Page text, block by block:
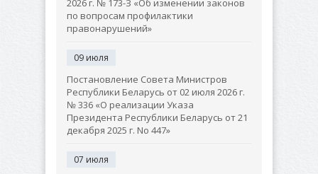
2026 г. № 173-З «Об изменении законов
по вопросам профилактики
правонарушений»
09 июля
Постановление Совета Министров
Республики Беларусь от 02 июля 2026 г.
№ 336 «О реализации Указа
Президента Республики Беларусь от 21
декабря 2025 г. No 447»
07 июля